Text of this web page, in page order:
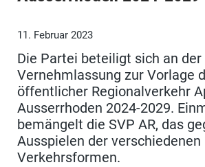
11. Februar 2023
Die Partei beteiligt sich an der
Vernehmlassung zur Vorlage
öffentlicher Regionalverkehr
Ausserrhoden 2024-2029.
bemängelt die SVP AR, das
Ausspielen der verschiedenen
Verkehrsformen.